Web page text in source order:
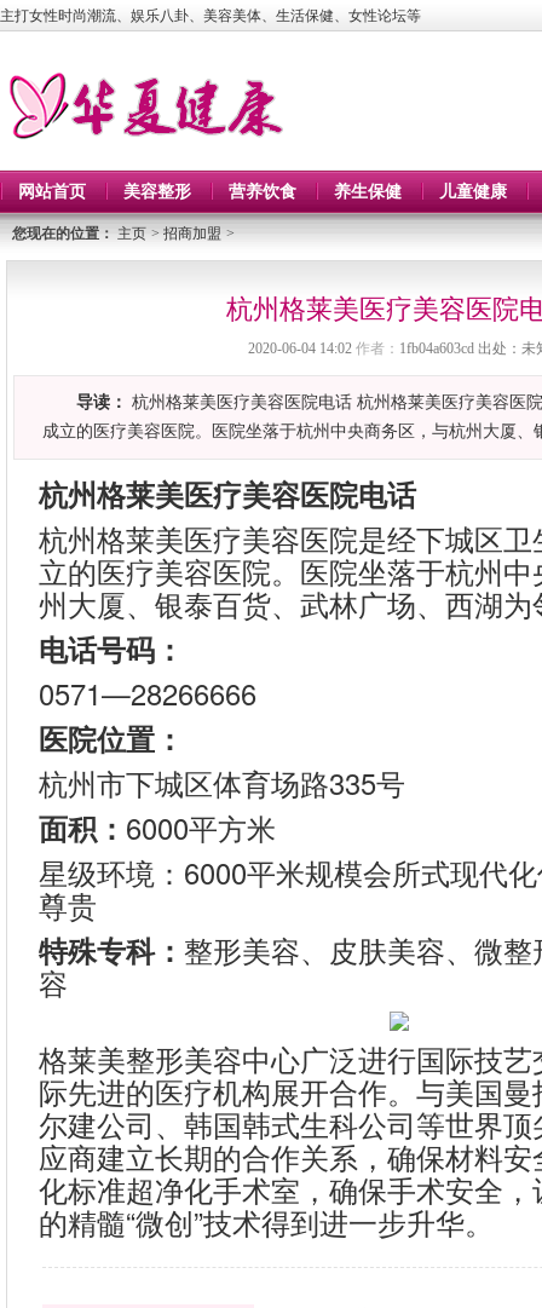
主打女性时尚潮流、娱乐八卦、美容美体、生活保健、女性论坛等
网站首页 美容整形 营养饮食 养生保健 儿童健康
您现在的位置： 主页 > 招商加盟 >
杭州格莱美医疗美容医院
2020-06-04 14:02 作者： 1fb04a603cd 出处：未
导读： 杭州格莱美医疗美容医院电话 杭州格莱美医疗美容医
成立的医疗美容医院。医院坐落于杭州中央商务区，与杭州大厦、
杭州格莱美医疗美容医院电话
杭州格莱美医疗美容医院是经下城区
立的医疗美容医院。医院坐落于杭州
州大厦、银泰百货、武林广场、西湖为
电话号码：
0571—28266666
医院位置：
杭州市下城区体育场路335号
面积： 6000平方米
星级环境：6000平米规模会所式现代
尊贵
特殊专科： 整形美容、皮肤美容、微
容
格莱美整形美容中心广泛进行国际技
际先进的医疗机构展开合作。与美国
尔建公司、韩国韩式生科公司等世界
应商建立长期的合作关系，确保材料
化标准超净化手术室，确保手术安全
的精髓“微创”技术得到进一步升华。